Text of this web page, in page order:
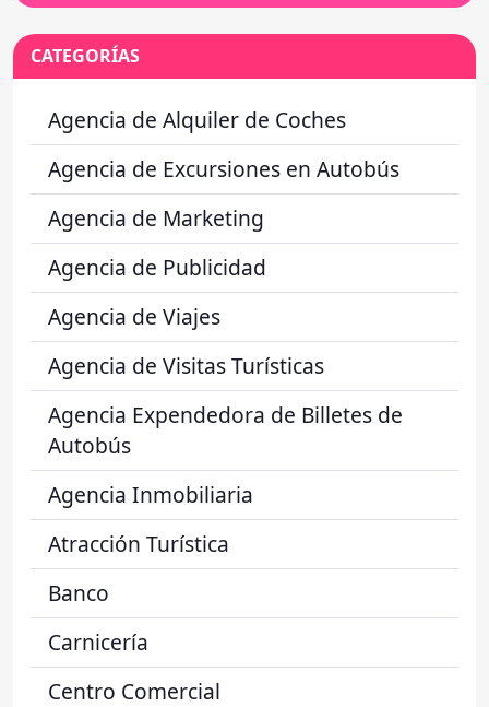
CATEGORÍAS
Agencia de Alquiler de Coches
Agencia de Excursiones en Autobús
Agencia de Marketing
Agencia de Publicidad
Agencia de Viajes
Agencia de Visitas Turísticas
Agencia Expendedora de Billetes de
Autobús
Agencia Inmobiliaria
Atracción Turística
Banco
Carnicería
Centro Comercial